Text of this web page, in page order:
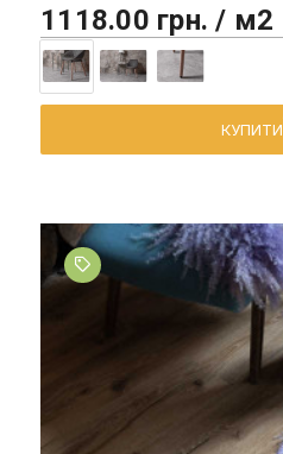
1118.00 грн. / м2
КУПИТИ